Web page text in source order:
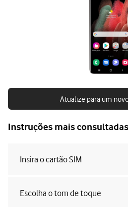
Atualize para um
Instruções mais consultadas
Insira o cartão SIM
Escolha o tom de toque